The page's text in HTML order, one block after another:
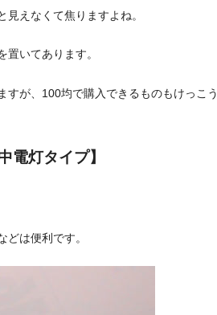
えなくて焦りますよね。
いてあります。
が、100均で購入できるものもけっこ
電灯タイプ】
は便利です。